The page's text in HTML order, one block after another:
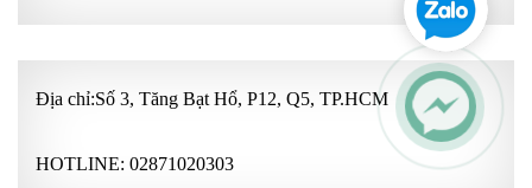
Địa chỉ:Số 3, Tăng Bạt Hổ, P12, Q5, TP.HCM
HOTLINE: 02871020303